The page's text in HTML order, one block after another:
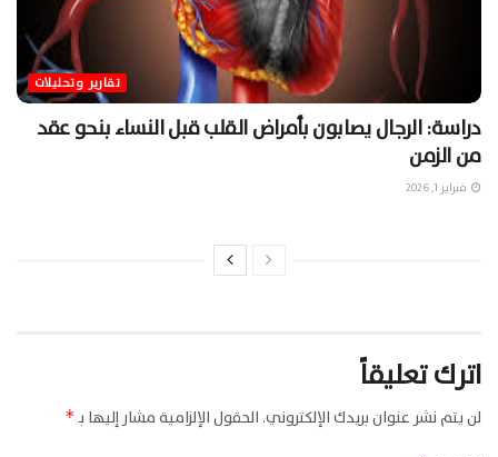
تقارير وتحليلات
دراسة: الرجال يصابون بأمراض القلب قبل النساء بنحو عقد
من الزمن
فبراير 1, 2026
اترك تعليقاً
لن يتم نشر عنوان بريدك الإلكتروني. الحقول الإلزامية مشار إليها بـ*